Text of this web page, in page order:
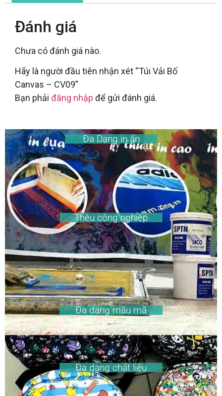
Đánh giá
Chưa có đánh giá nào.
Hãy là người đầu tiên nhận xét “Túi Vải Bố
Canvas – CV09”
Bạn phải đăng nhập để gửi đánh giá.
Đa Dạng in ấn
Thêu công nghiệp
Đa dạng mẫu mã
Đa dạng chất liệu